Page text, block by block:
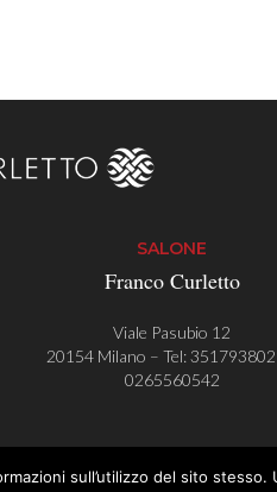
SALONE
Franco Curletto
Viale Pasubio 12
20154 Milano – Tel:
0265560542
sull’utilizzo del sito